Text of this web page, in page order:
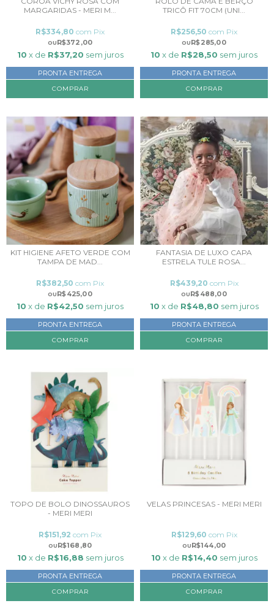
MARGARIDAS - MERI M...
R$372,00
R$334,80 com Pix
10 x de R$37,20 sem juros
PRONTA ENTREGA
TRICÔ FIT 70CM (UNI...
R$285,00
R$256,50 com Pix
10 x de R$28,50 sem juros
PRONTA ENTREGA
COMPRAR
KIT HIGIENE AFETO VERDE COM
TAMPA DE MAD...
R$425,00
R$382,50 com Pix
10 x de R$42,50 sem juros
PRONTA ENTREGA
FANTASIA DE LUXO CAPA
ESTRELA TULE ROSA...
R$488,00
R$439,20 com Pix
10 x de R$48,80 sem juros
PRONTA ENTREGA
TOPO DE BOLO DINOSSAUROS
- MERI MERI
R$168,80
R$151,92 com Pix
10 x de R$16,88 sem juros
PRONTA ENTREGA
VELAS PRINCESAS - MERI MERI
R$144,00
R$129,60 com Pix
10 x de R$14,40 sem juros
PRONTA ENTREGA